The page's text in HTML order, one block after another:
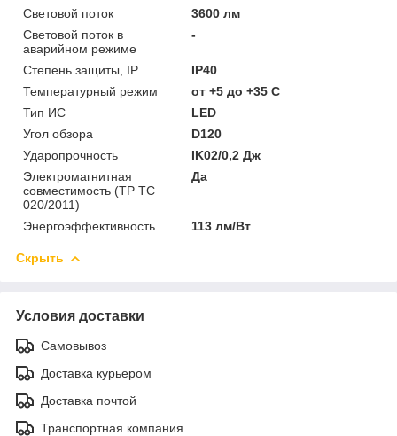
Световой поток
3600 лм
Световой поток в
аварийном режиме
-
Степень защиты, IP
IP40
Температурный режим
от +5 до +35 C
Тип ИС
LED
Угол обзора
D120
Ударопрочность
IK02/0,2 Дж
Электромагнитная
совместимость (ТР ТС
020/2011)
Да
Энергоэффективность 113 лм/Вт
Скрыть
Условия доставки
Самовывоз
Доставка курьером
Доставка почтой
Транспортная компания